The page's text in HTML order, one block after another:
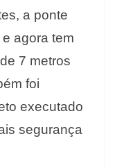
a ponte
agora tem
7 metros
foi
executado
segurança